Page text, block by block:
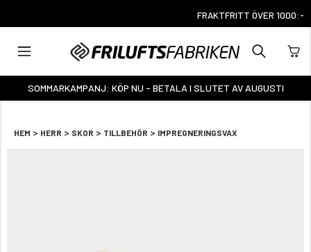
FRAKTFRITT ÖVER 1000:-
SOMMARKAMPANJ: KÖP NU - BETALA I SLUTET AV AUGUSTI
HEM > HERR > SKOR > TILLBEHÖR > IMPREGNERINGSVAX